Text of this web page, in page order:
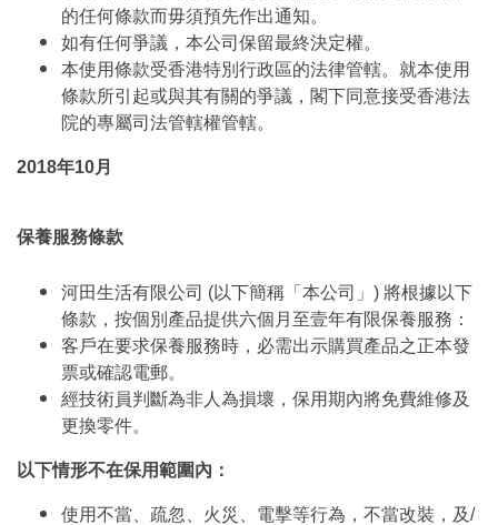
的任何條款而毋須預先作出通知。
如有任何爭議，本公司保留最終決定權。
本使用條款受香港特別行政區的法律管轄。就本使用
條款所引起或與其有關的爭議，閣下同意接受香港法
院的專屬司法管轄權管轄。
2018年10月
保養服務條款
河田生活有限公司 (以下簡稱「本公司」) 將根據以下
條款，按個別產品提供六個月至壹年有限保養服務：
客戶在要求保養服務時，必需出示購買產品之正本發
票或確認電郵。
經技術員判斷為非人為損壞，保用期內將免費維修及
更換零件。
以下情形不在保用範圍內：
使用不當、疏忽、火災、電擊等行為，不當改裝，及/